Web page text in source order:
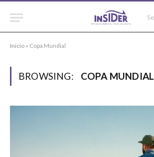
Inicio » Copa Mundial
BROWSING: COPA MUNDIAL